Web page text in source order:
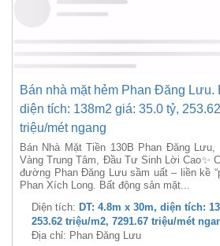
Bán nhà mặt hẻm 220 Phan Đăng
diện tích: 77.5m2 giá: 30.5 tỷ,
triệu/mét ngang
Bán tòa nhà mặt tiền 220 Phan Đăng
(Phường Đức Nhuận)-Diện
tầng, PN, WC- Hợp Đồng Thuê: 75 Triệu/